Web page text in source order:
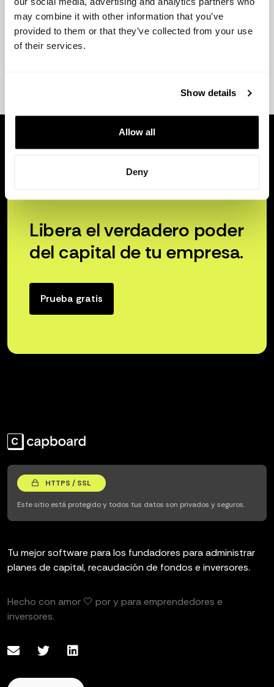
may combine it with other information that you’ve
provided to them or that they’ve collected from your use
of their services.
Show details
Allow all
Deny
Libera el verdadero poder
del capital de tu empresa.
Prueba gratis
HTTPS / SSL
Este sitio está protegido y todos tus datos son privados y seguros.
Tu mejor software para los fundadores para administrar
planes de capital, recaudación de fondos e inversores.
Hecho con amor 🤍 por y para emprendedores e
inversores.